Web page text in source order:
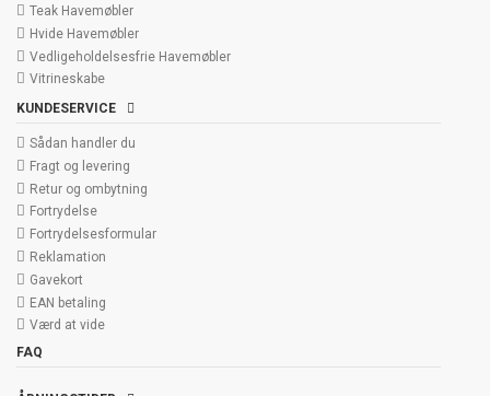
Teak Havemøbler
Hvide Havemøbler
Vedligeholdelsesfrie Havemøbler
Vitrineskabe
KUNDESERVICE
Sådan handler du
Fragt og levering
Retur og ombytning
Fortrydelse
Fortrydelsesformular
Reklamation
Gavekort
EAN betaling
Værd at vide
FAQ